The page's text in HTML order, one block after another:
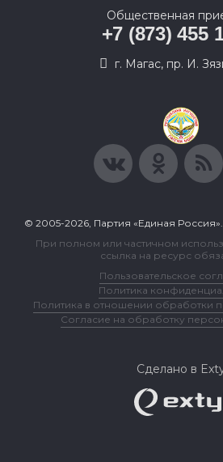
Общественная
+7 (873) 455
г. Магас, пр. И.
© 2005-2026, Партия «Единая
При полном или частичном
ссылка на ресурс
Пользовательское
Политика
Политика в отношении обработки
Согласие на обработку
Сделано в